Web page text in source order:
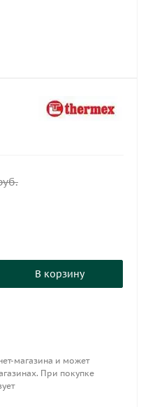
В корзину
магазина и может
При покупке